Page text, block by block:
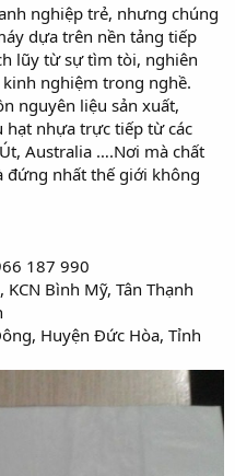
nghiệp trẻ, nhưng chúng
dựa trên nền tảng tiếp
lũy từ sự tìm tòi, nghiên
nghiệm trong nghề.
nguyên liệu sản xuất,
hạt nhựa trực tiếp từ các
Australia ….Nơi mà chất
đứng nhất thế giới không
187 990
Bình Mỹ, Tân Thạnh
Huyện Đức Hòa, Tỉnh